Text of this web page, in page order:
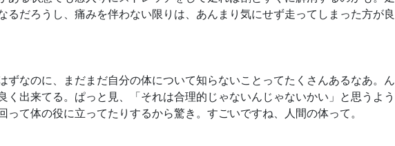
るだろうし、痛みを伴わない限りは、あんまり気にせず走ってしまった方が良
ずなのに、まだまだ自分の体について知らないことってたくさんあるなあ。ん
く出来てる。ぱっと見、「それは合理的じゃないんじゃないかい」と思うよう
って体の役に立ってたりするから驚き。すごいですね、人間の体って。